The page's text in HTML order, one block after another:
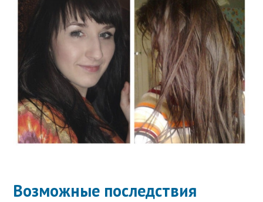
Возможные последствия